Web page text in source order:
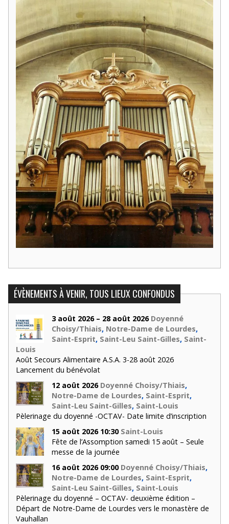
ÉVÈNEMENTS À VENIR, TOUS LIEUX CONFONDUS
3 août 2026 – 28 août 2026 Doyenné
Choisy/Thiais, Notre-Dame de Lourdes,
Saint-Esprit, Saint-Leu Saint-Gilles, Saint-
Louis
Août Secours Alimentaire A.S.A. 3-28 août 2026
Lancement du bénévolat
12 août 2026 Doyenné Choisy/Thiais,
Notre-Dame de Lourdes, Saint-Esprit,
Saint-Leu Saint-Gilles, Saint-Louis
Pèlerinage du doyenné -OCTAV- Date limite d’inscription
15 août 2026 10:30 Saint-Louis
Fête de l’Assomption samedi 15 août – Seule
messe de la journée
16 août 2026 09:00 Doyenné Choisy/Thiais,
Notre-Dame de Lourdes, Saint-Esprit,
Saint-Leu Saint-Gilles, Saint-Louis
Pèlerinage du doyenné – OCTAV- deuxième édition –
Départ de Notre-Dame de Lourdes vers le monastère de
Vauhallan